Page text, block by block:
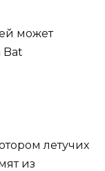
может
Bat
летучих
из